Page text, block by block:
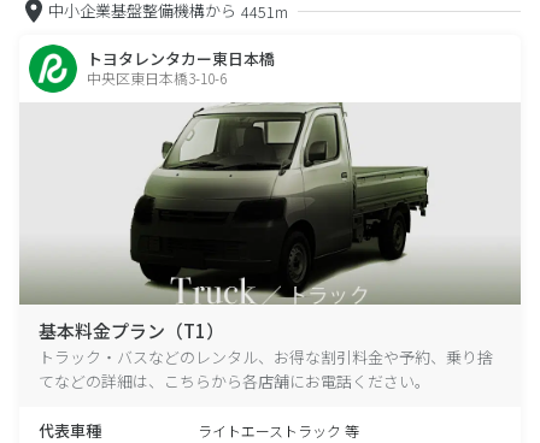
中小企業基盤整備機構から 4451m
トヨタレンタカー東日本橋
中央区東日本橋3-10-6
基本料金プラン（T1）
トラック・バスなどのレンタル、お得な割引料金や予約、乗り捨
てなどの詳細は、こちらから各店舗にお電話ください。
代表車種 ライトエーストラック 等